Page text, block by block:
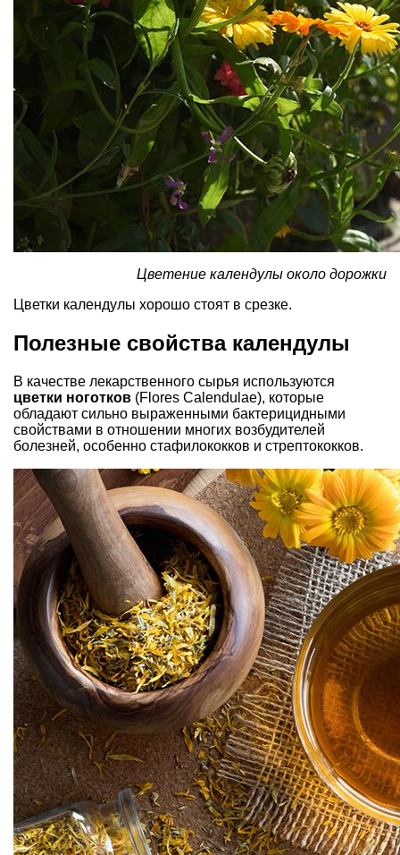
Цветение календулы около дорожки
Цветки календулы хорошо стоят в срезке.
Полезные свойства календулы
В качестве лекарственного сырья используются
цветки ноготков (Flores Calendulae), которые
обладают сильно выраженными бактерицидными
свойствами в отношении многих возбудителей
болезней, особенно стафилококков и стрептококков.